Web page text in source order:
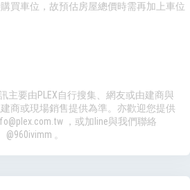
買車位，故預估房屋總價時需再加上車位
主要由PLEX自行搜集、網友或由建商與
商或現場銷售提供為準。亦歡迎您提供
，或加line與我們聯絡
@960ivimm 。